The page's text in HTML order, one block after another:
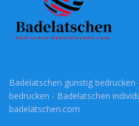
Badelatschen günstig
bedrucken - Badelatschen
badelatschen.com